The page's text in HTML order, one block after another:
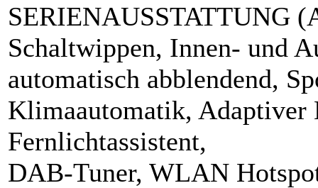
SERIENAUSSTATTUNG
Schaltwippen, Innen- und
automatisch abblendend,
Klimaautomatik, Adaptiver
Fernlichtassistent,
DAB-Tuner, WLAN